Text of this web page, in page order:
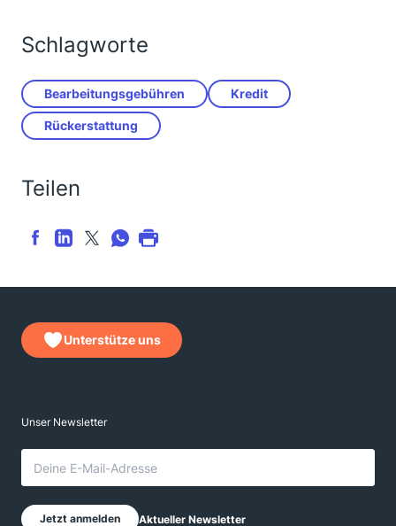
Schlagworte
Bearbeitungsgebühren Kredit
Rückerstattung
Teilen
Unterstütze uns